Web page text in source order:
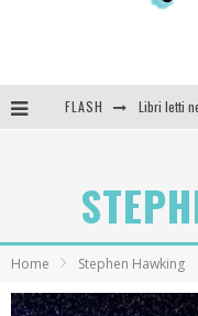
FLASH
SEE YOU
Home Stephen Hawking